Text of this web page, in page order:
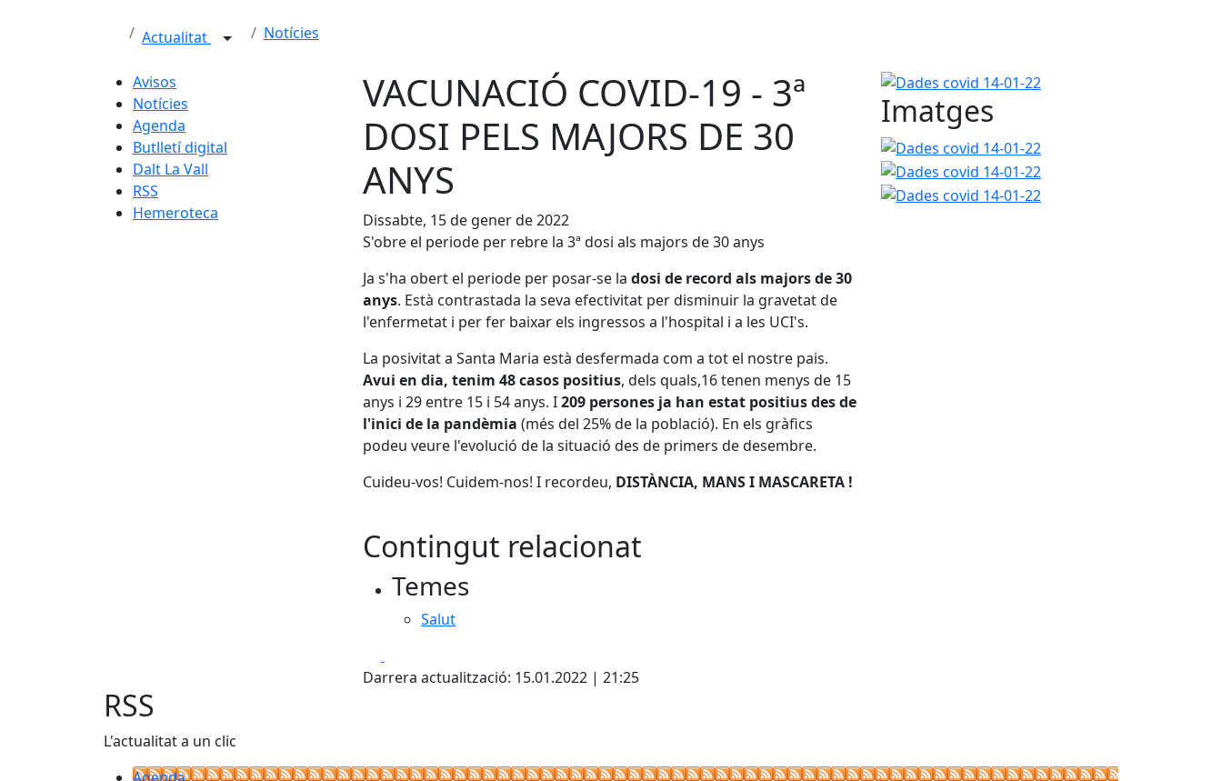
Actualitat Notícies
Avisos
Notícies
Agenda
Butlletí digital
Dalt La Vall
RSS
Hemeroteca
VACUNACIÓ COVID-19 - 3ª
DOSI PELS MAJORS DE 30
ANYS
Dissabte, 15 de gener de 2022
S'obre el periode per rebre la 3ª dosi als majors de 30 anys
Ja s'ha obert el periode per posar-se la dosi de record als majors de 30
anys. Està contrastada la seva efectivitat per disminuir la gravetat de
l'enfermetat i per fer baixar els ingressos a l'hospital i a les UCI's.
La posivitat a Santa Maria està desfermada com a tot el nostre pais.
Avui en dia, tenim 48 casos positius, dels quals,16 tenen menys de 15
anys i 29 entre 15 i 54 anys. I209 persones ja han estat positius des de
l'inici de la pandèmia (més del 25% de la població). En els gràfics
podeu veure l'evolució de la situació des de primers de desembre.
Cuideu-vos! Cuidem-nos! I recordeu, DISTÀNCIA, MANS I MASCARETA !
Contingut relacionat
Temes
Salut
Darrera actualització: 15.01.2022 | 21:25
Dades covid 14-01-22
Imatges
Dades covid 14-01-22
RSS
L'actualitat a un clic